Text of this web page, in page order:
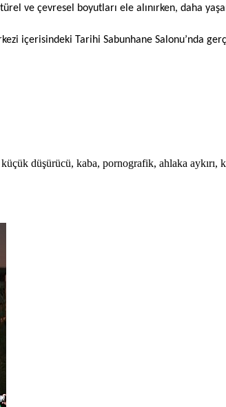
ve çevresel boyutları ele alınırken, daha
içerisindeki Tarihi Sabunhane Salonu’nda
küçük düşürücü, kaba, pornografik, ahlaka